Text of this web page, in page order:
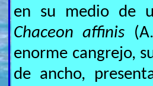
en su medio de
Chaceon affinis
enorme cangrejo,
de ancho,